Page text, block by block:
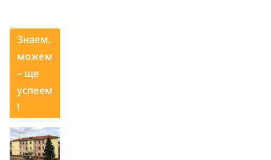
Знаем,
можем
– ще
успеем
!